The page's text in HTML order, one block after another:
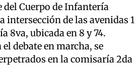
del Cuerpo de Infantería
intersección de las avenidas 1
8va, ubicada en 8 y 74.
debate en marcha, se
en la comisaría 2da